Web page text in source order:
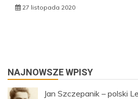
27 listopada 2020
NAJNOWSZE WPISY
Jan Szczepanik – polski